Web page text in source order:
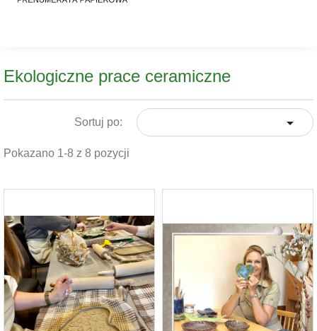
Ekologiczne prace ceramiczne
Sortuj po: 
Pokazano 1-8 z 8 pozycji